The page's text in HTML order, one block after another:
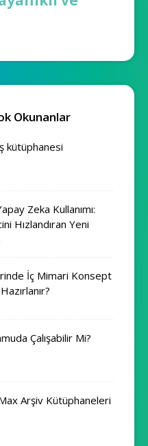
Okunanlar
kütüphanesi
Zeka Kullanımı:
Hızlandıran Yeni
İç Mimari Konsept
Çalışabilir Mi?
Arşiv Kütüphaneleri